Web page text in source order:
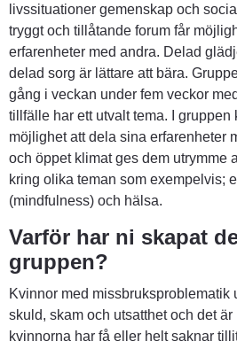
livssituationer gemenskap och
tryggt och tillåtande forum får
erfarenheter med andra. Delad
delad sorg är lättare att bära.
gång i veckan under fem veckor
tillfälle har ett utvalt tema. I gruppen
möjlighet att dela sina erfarenheter
och öppet klimat ges dem utrymme
kring olika teman som exempelvis;
(mindfulness) och hälsa.
Varför har ni skapat
gruppen?
Kvinnor med missbruksproblematik
skuld, skam och utsatthet och det
kvinnorna har få eller helt saknar